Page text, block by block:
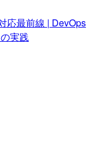
応最前線 | DevOps
実践